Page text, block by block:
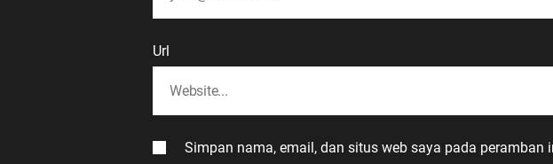
Url
Simpan nama, email, dan situs web saya pada peramban